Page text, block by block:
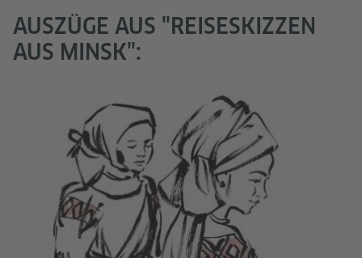
AUSZÜGE AUS "REISESKIZZEN
AUS MINSK":